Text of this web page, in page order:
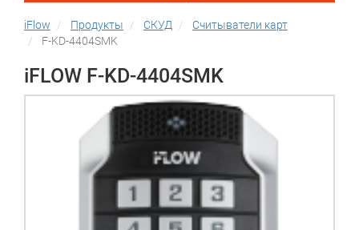
iFlow Продукты СКУД
Считыватели карт
F-KD-4404SMK
iFLOW F-KD-4404SMK